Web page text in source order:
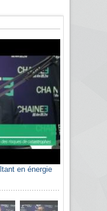
en énergie